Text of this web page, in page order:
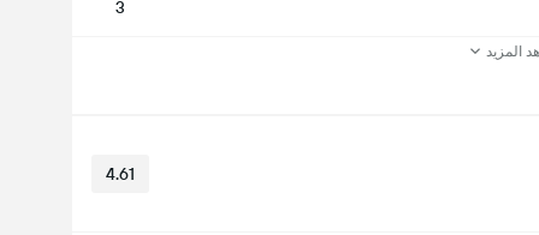
3
المزيد
4.61